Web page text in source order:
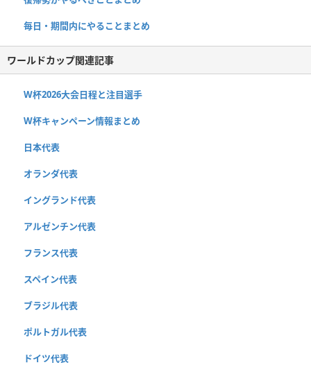
毎日・期間内にやることまとめ
ワールドカップ関連記事
W杯2026大会日程と注目選手
W杯キャンペーン情報まとめ
日本代表
オランダ代表
イングランド代表
アルゼンチン代表
フランス代表
スペイン代表
ブラジル代表
ポルトガル代表
ドイツ代表